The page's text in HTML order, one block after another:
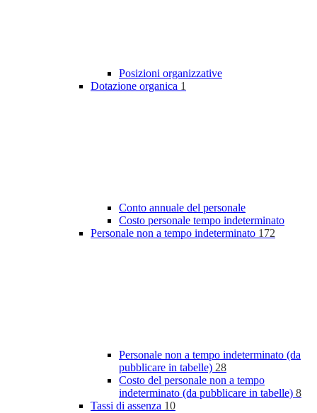
Posizioni organizzative
Dotazione organica 1
Conto annuale del personale
Costo personale tempo indeterminato
Personale non a tempo indeterminato 172
Personale non a tempo indeterminato (da
pubblicare in tabelle) 28
Costo del personale non a tempo
indeterminato (da pubblicare in tabelle) 8
Tassi di assenza 10